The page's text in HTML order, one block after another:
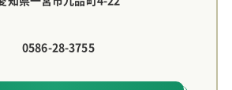
0586-28-3755